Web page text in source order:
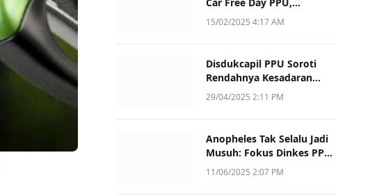
Car Free Day PPU,
Kampanye Gaya Hidup
15/02/2025 4:17 AM
Disdukcapil PPU Soroti
Rendahnya Kesadaran
Warga Soal Pelaporan
29/04/2025 2:11 PM
Anopheles Tak Selalu Jadi
Musuh: Fokus Dinkes PPU
Kini ke Penularan Aktif di
11/06/2025 2:07 PM